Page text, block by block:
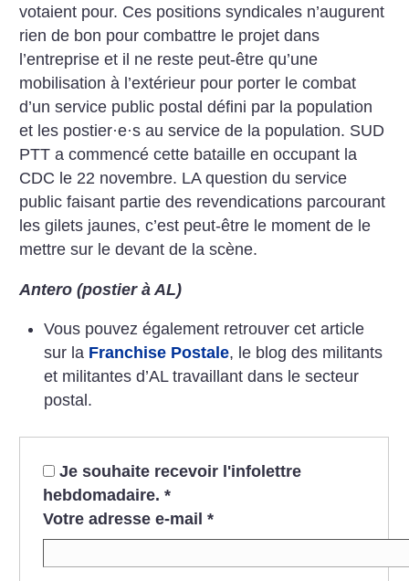
votaient pour. Ces positions syndicales n’augurent
rien de bon pour combattre le projet dans
l’entreprise et il ne reste peut-être qu’une
mobilisation à l’extérieur pour porter le combat
d’un service public postal défini par la population
et les postier·e·s au service de la population. SUD
PTT a commencé cette bataille en occupant la
CDC le 22 novembre. LA question du service
public faisant partie des revendications parcourant
les gilets jaunes, c’est peut-être le moment de le
mettre sur le devant de la scène.
Antero (postier à AL)
Vous pouvez également retrouver cet article
sur la Franchise Postale, le blog des militants
et militantes d’AL travaillant dans le secteur
postal.
Je souhaite recevoir l'infolettre
hebdomadaire. *
Votre adresse e-mail *